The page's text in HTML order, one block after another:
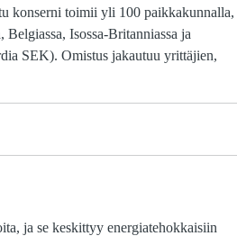
konserni toimii yli 100 paikkakunnalla,
Isossa-Britanniassa ja
SEK). Omistus jakautuu yrittäjien,
ja se keskittyy energiatehokkaisiin